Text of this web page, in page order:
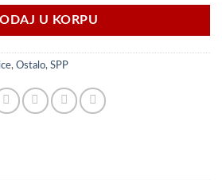
U KORPU
, Ostalo, SPP